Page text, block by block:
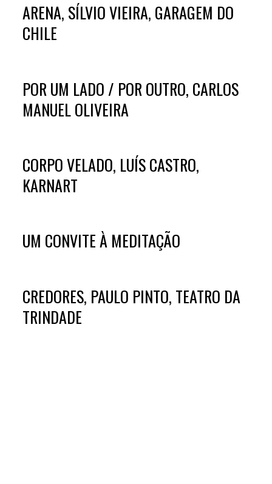
ARENA, SÍLVIO VIEIRA, GARAGEM DO
CHILE
POR UM LADO / POR OUTRO, CARLOS
MANUEL OLIVEIRA
CORPO VELADO, LUÍS CASTRO,
KARNART
UM CONVITE À MEDITAÇÃO
CREDORES, PAULO PINTO, TEATRO DA
TRINDADE